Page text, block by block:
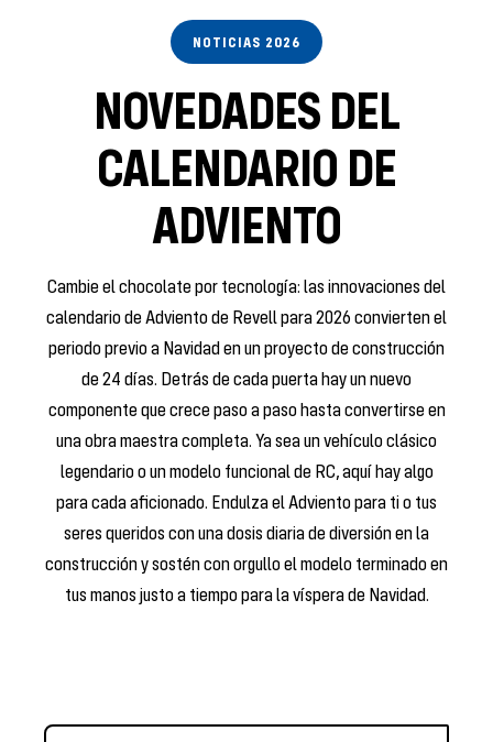
NOTICIAS 2026
NOVEDADES DEL
CALENDARIO DE
ADVIENTO
Cambie el chocolate por tecnología: las innovaciones del
calendario de Adviento de Revell para 2026 convierten el
periodo previo a Navidad en un proyecto de construcción
de 24 días. Detrás de cada puerta hay un nuevo
componente que crece paso a paso hasta convertirse en
una obra maestra completa. Ya sea un vehículo clásico
legendario o un modelo funcional de RC, aquí hay algo
para cada aficionado. Endulza el Adviento para ti o tus
seres queridos con una dosis diaria de diversión en la
construcción y sostén con orgullo el modelo terminado en
tus manos justo a tiempo para la víspera de Navidad.